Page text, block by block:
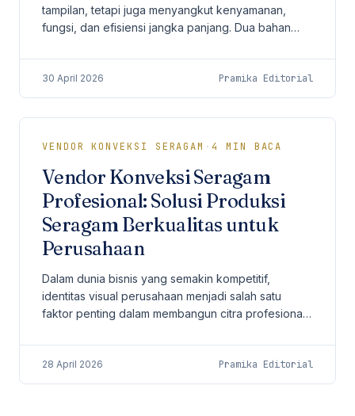
tampilan, tetapi juga menyangkut kenyamanan,
fungsi, dan efisiensi jangka panjang. Dua bahan
perusahaan adalah...
30 April 2026 Pramika Editorial
VENDOR KONVEKSI SERAGAM ·4 MIN BACA
Vendor Konveksi Seragam
Profesional: Solusi Produksi
Seragam Berkualitas untuk
Perusahaan
Dalam dunia bisnis yang semakin kompetitif,
identitas visual perusahaan menjadi salah satu
faktor penting dalam membangun citra profesional.
sederhana...
28 April 2026 Pramika Editorial